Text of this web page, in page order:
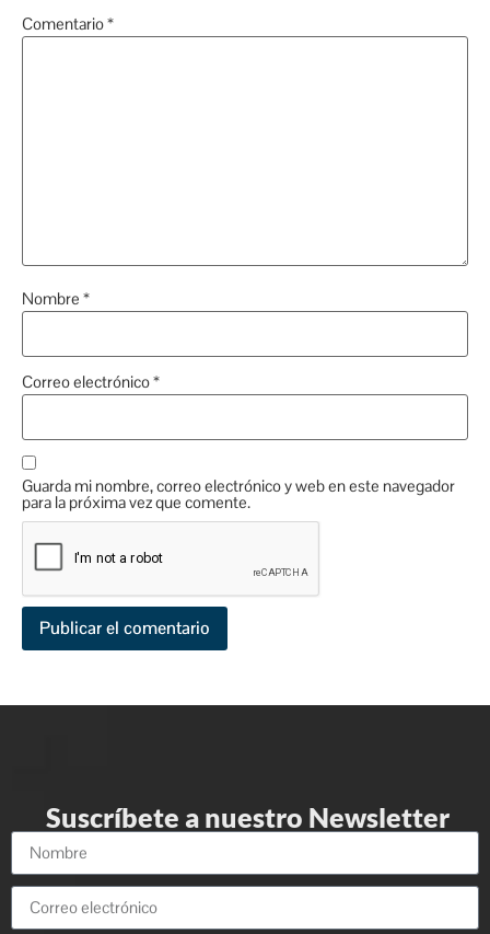
Comentario*
Nombre *
Correo electrónico*
Guarda mi nombre, correo electrónico y web en este navegador
para la próxima vez que comente.
Suscríbete a nuestro Newsletter